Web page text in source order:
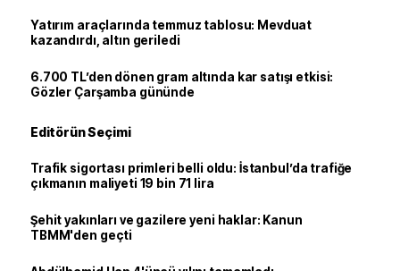
Yatırım araçlarında temmuz tablosu: Mevduat
kazandırdı, altın geriledi
6.700 TL’den dönen gram altında kar satışı etkisi:
Gözler Çarşamba gününde
Editörün Seçimi
Trafik sigortası primleri belli oldu: İstanbul’da trafiğe
çıkmanın maliyeti 19 bin 71 lira
Şehit yakınları ve gazilere yeni haklar: Kanun
TBMM'den geçti